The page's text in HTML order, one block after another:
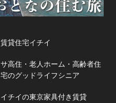
賃貸住宅イチイ
サ高住・老人ホーム・高齢者住
宅のグッドライフシニア
イチイの東京家具付き賃貸